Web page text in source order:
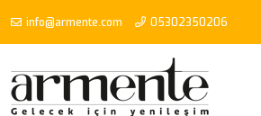
info@armente.com 05302350206